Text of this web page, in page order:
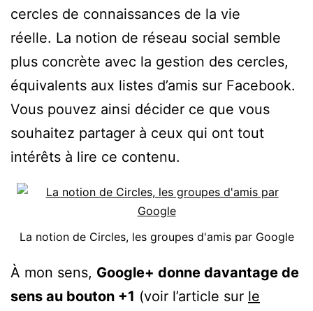
cercles de connaissances de la vie
réelle. La notion de réseau social semble
plus concrète avec la gestion des cercles,
équivalents aux listes d’amis sur Facebook.
Vous pouvez ainsi décider ce que vous
souhaitez partager à ceux qui ont tout
intérêts à lire ce contenu.
La notion de Circles, les groupes d'amis par Google
À mon sens, Google+ donne davantage de
sens au bouton +1 (voir l’article sur le